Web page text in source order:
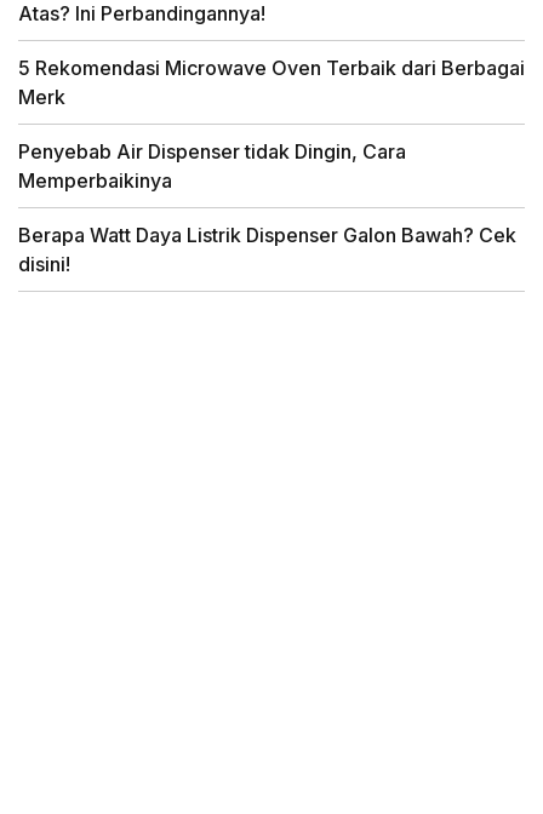
Atas? Ini Perbandingannya!
5 Rekomendasi Microwave Oven Terbaik dari Berbagai
Merk
Penyebab Air Dispenser tidak Dingin, Cara
Memperbaikinya
Berapa Watt Daya Listrik Dispenser Galon Bawah? Cek
disini!